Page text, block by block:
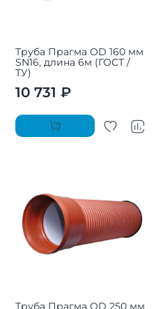
Труба Прагма OD 160 мм
SN16, длина 6м (ГОСТ /
ТУ)
10 731 ₽
Труба Прагма OD 250 мм